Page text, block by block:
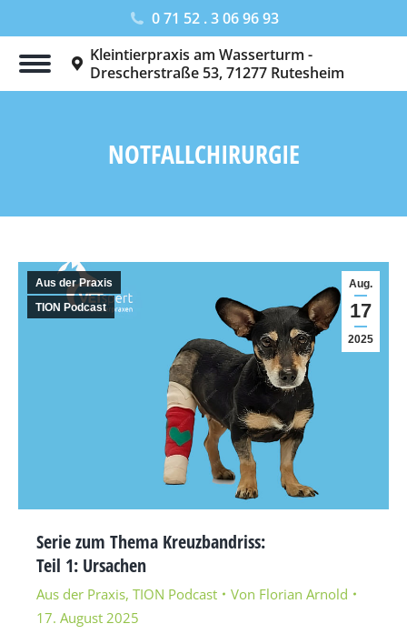
0 71 52 . 3 06 96 93
Kleintierpraxis am Wasserturm -
Drescherstraße 53, 71277 Rutesheim
NOTFALLCHIRURGIE
Aug.
17
2025
Aus der Praxis
TION Podcast
Serie zum Thema Kreuzbandriss:
Teil 1: Ursachen
Aus der Praxis, TION Podcast Von Florian Arnold
17. August 2025